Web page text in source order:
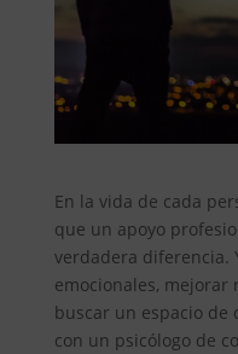
En la vida de cada
que un apoyo
verdadera diferencia.
emocionales, mejorar
buscar un espacio de
con un psicólogo de